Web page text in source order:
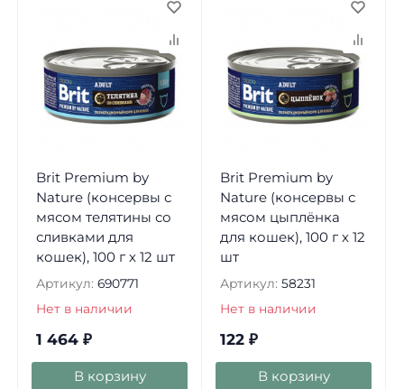
Brit Premium by
Nature (консервы с
мясом телятины со
сливками для
кошек), 100 г х 12 шт
Артикул: 690771
Нет в наличии
1 464 ₽
В корзину
Brit Premium by
Nature (консервы с
мясом цыплёнка
для кошек), 100 г х 12
шт
Артикул: 58231
Нет в наличии
122 ₽
В корзину